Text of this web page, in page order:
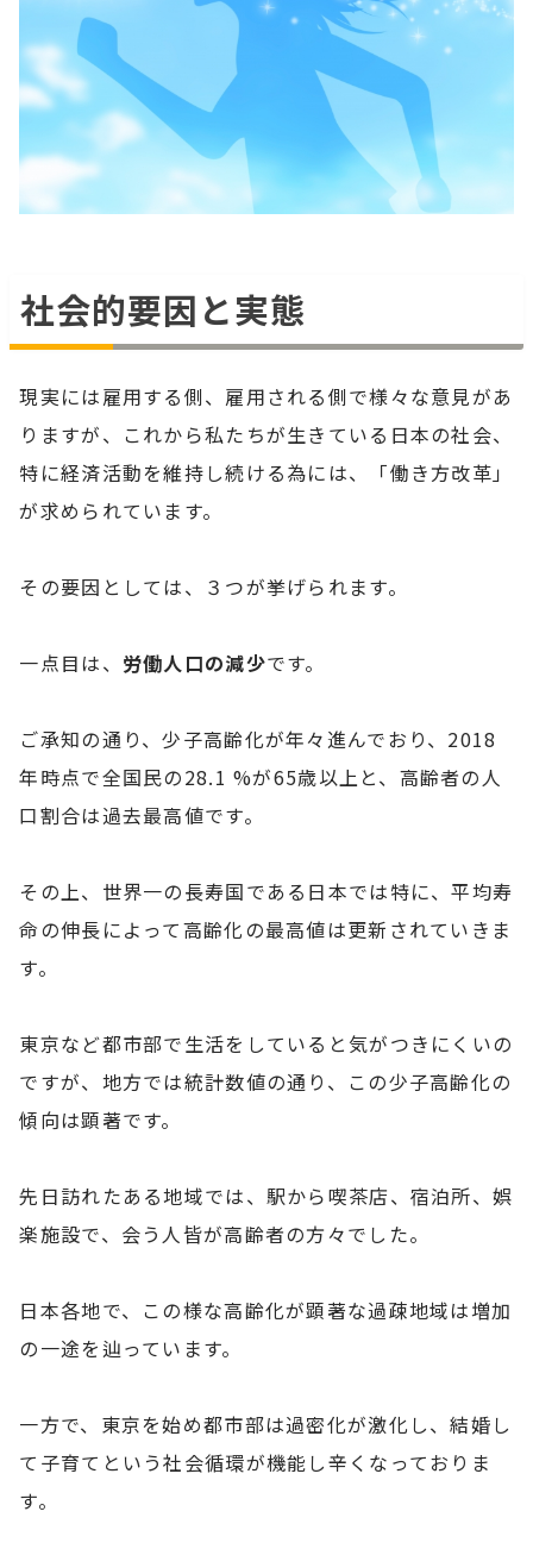
社会的要因と実態
現実には雇用する側、雇用される側で様々な意見があ
りますが、これから私たちが生きている日本の社会、
特に経済活動を維持し続ける為には、「働き方改革」
が求められています。
その要因としては、３つが挙げられます。
一点目は、 労働人口の減少です。
ご承知の通り、少子高齢化が年々進んでおり、2018
年時点で全国民の28.1 %が65歳以上と、高齢者の人
口割合は過去最高値です。
その上、世界一の長寿国である日本では特に、平均寿
命の伸長によって高齢化の最高値は更新されていきま
す。
東京など都市部で生活をしていると気がつきにくいの
ですが、地方では統計数値の通り、この少子高齢化の
傾向は顕著です。
先日訪れたある地域では、駅から喫茶店、宿泊所、娯
楽施設で、会う人皆が高齢者の方々でした。
日本各地で、この様な高齢化が顕著な過疎地域は増加
の一途を辿っています。
一方で、東京を始め都市部は過密化が激化し、結婚し
て子育てという社会循環が機能し辛くなっておりま
す。